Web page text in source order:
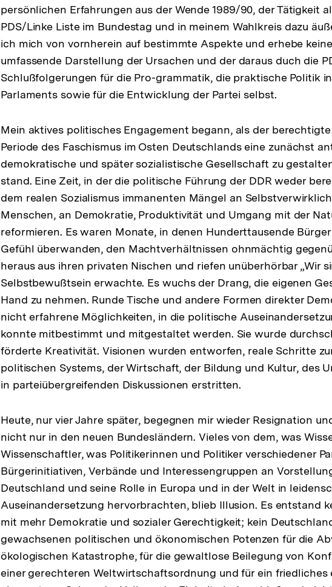
persönlichen Erfahrungen aus der Wende 1989/90, der Tätigkeit
PDS/Linke Liste im Bundestag und in meinem Wahlkreis dazu
ich mich von vornherein auf bestimmte Aspekte und erhebe
umfassende Darstellung der Ursachen und der daraus duch die
Schlußfolgerungen für die Pro-grammatik, die praktische Politik
Parlaments sowie für die Entwicklung der Partei selbst.
Mein aktives politisches Engagement begann, als der
Periode des Faschismus im Osten Deutschlands eine zunächst
demokratische und später sozialistische Gesellschaft zu
stand. Eine Zeit, in der die politische Führung der DDR weder
dem realen Sozialismus immanenten Mängel an
Menschen, an Demokratie, Produktivität und Umgang mit der
reformieren. Es waren Monate, in denen Hunderttausende
Gefühl überwanden, den Machtverhältnissen ohnmächtig
heraus aus ihren privaten Nischen und riefen unüberhörbar „Wir
Selbstbewußtsein erwachte. Es wuchs der Drang, die eigenen
Hand zu nehmen. Runde Tische und andere Formen direkter
nicht erfahrene Möglichkeiten, in die politische
konnte mitbestimmt und mitgestaltet werden. Sie wurde
förderte Kreativität. Visionen wurden entworfen, reale Schritte
politischen Systems, der Wirtschaft, der Bildung und Kultur, des
in parteiübergreifenden Diskussionen erstritten.
Heute, nur vier Jahre später, begegnen mir wieder Resignation
nicht nur in den neuen Bundesländern. Vieles von dem, was
Wissenschaftler, was Politikerinnen und Politiker verschiedener
Bürgerinitiativen, Verbände und Interessengruppen an
Deutschland und seine Rolle in Europa und in der Welt in
Auseinandersetzung hervorbrachten, blieb Illusion. Es entstand
mit mehr Demokratie und sozialer Gerechtigkeit; kein
gewachsenen politischen und ökonomischen Potenzen für die
ökologischen Katastrophe, für die gewaltlose Beilegung von
einer gerechteren Weltwirtschaftsordnung und für ein friedliches